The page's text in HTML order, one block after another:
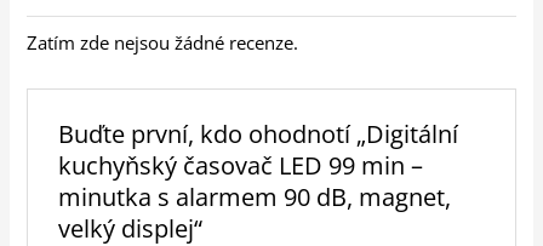
Zatím zde nejsou žádné recenze.
Buďte první, kdo ohodnotí „Digitální
kuchyňský časovač LED 99 min –
minutka s alarmem 90 dB, magnet,
velký displej“